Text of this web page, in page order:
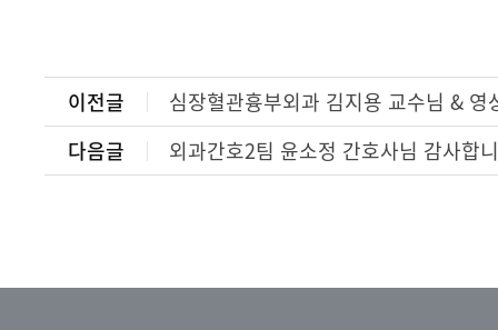
이전글
심장혈관흉부외과 김지용 교수님 &
다음글
외과간호2팀 윤소정 간호사님 감사합